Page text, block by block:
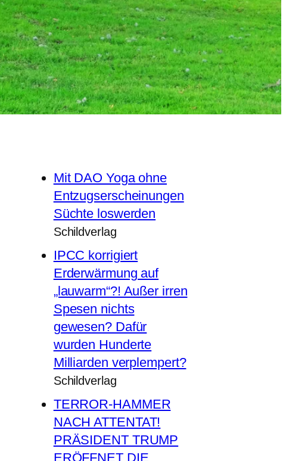
Mit DAO Yoga ohne
Entzugserscheinungen
Süchte loswerden
Schildverlag
IPCC korrigiert
Erderwärmung auf
„lauwarm“?! Außer irren
Spesen nichts
gewesen? Dafür
wurden Hunderte
Milliarden verplempert?
Schildverlag
TERROR-HAMMER
NACH ATTENTAT!
PRÄSIDENT TRUMP
ERÖFFNET DIE